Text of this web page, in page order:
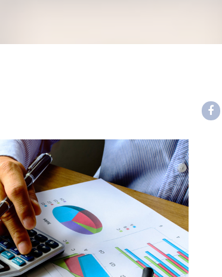
Audit xidməti